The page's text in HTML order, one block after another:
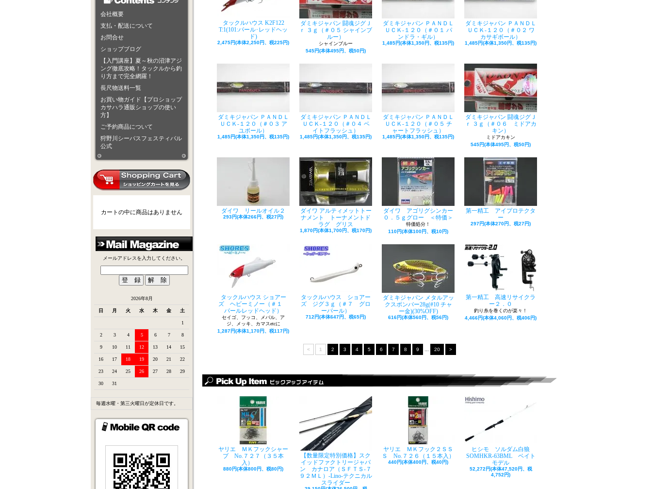
会社概要
支払・配送について
お問合せ
ショップブログ
【入門講座】夏～秋の沼津アジ
ング徹底攻略！タックルから釣
り方まで完全網羅！
長尺物送料一覧
お買い物ガイド【プロショップ
カサハラ通販ショップの使い
方】
ご予約商品について
狩野川シーバスフェスティバル
公式
カートの中に商品はありません
メールアドレスを入力してください。
2026年8月
日 月 火 水 木 金 土
1
2 3 4 5 6 7 8
9 10 11 12 13 14 15
16 17 18 19 20 21 22
23 24 25 26 27 28 29
30 31
毎週水曜・第三火曜日が定休日です。
タックルハウス K2F122
T:1(101:パール･レッドヘッ
ド)
2,475円(本体2,250円、税225円)
ダミキジャパン 闘魂ジグＪ
ｒ ３ｇ（＃０５ シャインブ
ルー）
シャインブルー
545円(本体495円、税50円)
ダミキジャパン ＰＡＮＤＬ
ＵＣＫ‐１２０（＃０１ パ
ンドラ・ギル）
1,485円(本体1,350円、税135円)
ダミキジャパン ＰＡＮＤＬ
ＵＣＫ‐１２０（＃０２ ワ
カサギボール）
1,485円(本体1,350円、税135円)
ダミキジャパン ＰＡＮＤＬ
ＵＣＫ‐１２０（＃０３ ア
ユボール）
1,485円(本体1,350円、税135円)
ダミキジャパン ＰＡＮＤＬ
ＵＣＫ‐１２０（＃０４ ベ
イトフラッシュ）
1,485円(本体1,350円、税135円)
ダミキジャパン ＰＡＮＤＬ
ＵＣＫ‐１２０（＃０５ チ
ャートフラッシュ）
1,485円(本体1,350円、税135円)
ダミキジャパン 闘魂ジグＪ
ｒ ３ｇ（＃０６ ミドアカ
キン）
ミドアカキン
545円(本体495円、税50円)
ダイワ リールオイル２
293円(本体266円、税27円)
ダイワ アルティメットトー
ナメント トーナメントド
ラグ グリス
1,870円(本体1,700円、税170円)
ダイワ アゴリグシンカー
０．５ｇグロー ＜特価＞
特価処分！
110円(本体100円、税10円)
第一精工 アイプロテクタ
ー
297円(本体270円、税27円)
タックルハウス ショアー
ズ ヘビーミノー（＃１
パールレッドヘッド）
セイゴ、フッコ、メバル、ア
ジ、メッキ、カマスetcに
1,287円(本体1,170円、税117円)
タックルハウス ショアー
ズ ジグ３ｇ（＃７ グロ
ーパール）
712円(本体647円、税65円)
ダミキジャパン メタルアッ
クスボンバー28g(#10 チャ
ー金)(30%OFF)
616円(本体560円、税56円)
第一精工 高速リサイクラ
ー２．０
釣り糸を巻くのが楽々！
4,466円(本体4,060円、税406円)
< 1 2 3 4 5 6 7 8 9 20 >
ヤリエ ＭＫフックシャー
プ No.７２７（３５本
入）
880円(本体800円、税80円)
【数量限定特別価格】スク
イッドファクトリージャパ
ン カナロア（ＳＦＴＳ-７
９２ＭＬ）-Lino-テクニカル
スライダー
ヤリエ ＭＫフック２ＳＳ
Ｓ No.７２６（１５本入）
440円(本体400円、税40円)
ヒシモ ソルダム白狼
SOMHKR-63BML ベイト
モデル
52,272円(本体47,520円、税
4,752円)